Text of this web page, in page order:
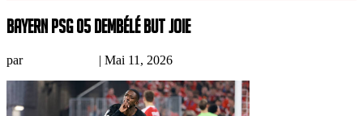
bayern PSG 05 dembélé but joie
par | Mai 11, 2026